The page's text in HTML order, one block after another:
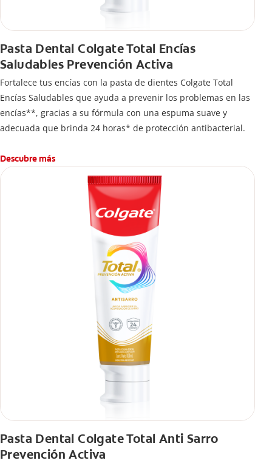
Pasta Dental Colgate Total Encías
Saludables Prevención Activa
Fortalece tus encías con la pasta de dientes Colgate Total
Encías Saludables que ayuda a prevenir los problemas en las
encías**, gracias a su fórmula con una espuma suave y
adecuada que brinda 24 horas* de protección antibacterial.
Descubre más
Pasta Dental Colgate Total Anti Sarro
Prevención Activa